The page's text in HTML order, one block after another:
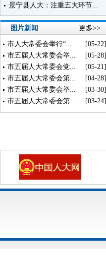
景宁县人大：注重五大环节...
图片新闻 更多>>
市人大常委会举行“...
[05-22]
市五届人大常委会举...
[05-28]
市五届人大常委会党...
[05-21]
市五届人大常委会第...
[04-28]
市五届人大常委会举...
[03-30]
市五届人大常委会第...
[03-24]